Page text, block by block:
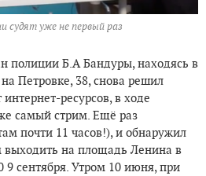
судят уже не первый раз
полиции Б.А Бандуры, находясь в
Петровке, 38, снова решил
ресурсов, в ходе
самый стрим. Ещё раз
почти 11 часов!), и обнаружил
на площадь Ленина в
9 сентября. Утром 10 июня, при